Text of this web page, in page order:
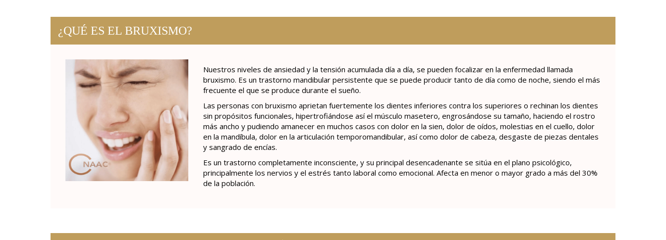
¿QUÉ ES EL BRUXISMO?
Nuestros niveles de ansiedad y la tensión acumulada día a día, se pueden focalizar en la enfermedad llamada
bruxismo. Es un trastorno mandibular persistente que se puede producir tanto de día como de noche, siendo el más
frecuente el que se produce durante el sueño.
Las personas con bruxismo aprietan fuertemente los dientes inferiores contra los superiores o rechinan los dientes
sin propósitos funcionales, hipertrofiándose así el músculo masetero, engrosándose su tamaño, haciendo el rostro
más ancho y pudiendo amanecer en muchos casos con dolor en la sien, dolor de oídos, molestias en el cuello, dolor
en la mandíbula, dolor en la articulación temporomandibular, así como dolor de cabeza, desgaste de piezas dentales
y sangrado de encías.
Es un trastorno completamente inconsciente, y su principal desencadenante se sitúa en el plano psicológico,
principalmente los nervios y el estrés tanto laboral como emocional. Afecta en menor o mayor grado a más del 30%
de la población.